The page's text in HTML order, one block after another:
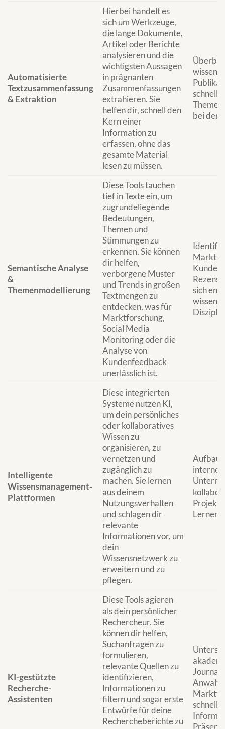
Automatisierte
Textzusammenfassung
& Extraktion
Hierbei handelt es
sich um Werkzeuge,
die lange Dokumente,
Artikel oder Berichte
analysieren und die
wichtigsten Aussagen
in prägnanten
Zusammenfassungen
extrahieren. Sie
helfen dir, schnell den
Kern einer
Information zu
erfassen, ohne das
gesamte Material
lesen zu müssen.
schnelle
bei der
Semantische Analyse
&
Themenmodellierung
Diese Tools tauchen
tief in Texte ein, um
zugrundeliegende
Bedeutungen,
Themen und
Stimmungen zu
erkennen. Sie können
dir helfen,
verborgene Muster
und Trends in großen
Textmengen zu
entdecken, was für
Marktforschung,
Social Media
Monitoring oder die
Analyse von
Kundenfeedback
unerlässlich ist.
sich
Intelligente
Wissensmanagement-
Plattformen
Diese integrierten
Systeme nutzen KI,
um dein persönliches
oder kollaboratives
Wissen zu
organisieren, zu
vernetzen und
zugänglich zu
machen. Sie lernen
aus deinem
Nutzungsverhalten
und schlagen dir
relevante
Informationen vor, um
dein
Wissensnetzwerk zu
erweitern und zu
pflegen.
Aufbau
Lernen
KI-gestützte
Recherche-
Assistenten
Diese Tools agieren
als dein persönlicher
Rechercheur. Sie
können dir helfen,
Suchanfragen zu
formulieren,
relevante Quellen zu
identifizieren,
Informationen zu
filtern und sogar erste
Entwürfe für deine
Rechercheberichte zu
schnelle